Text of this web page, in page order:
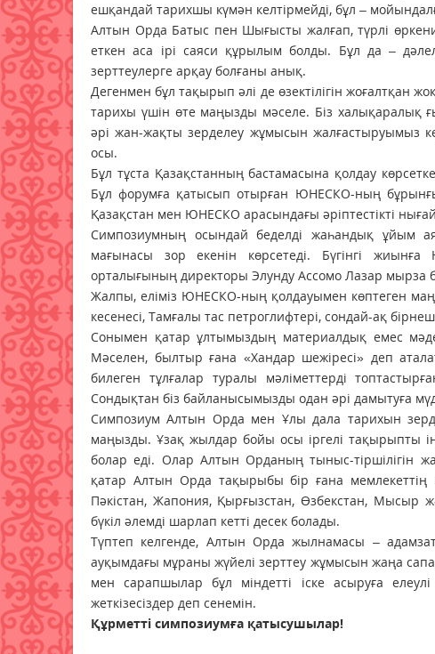
ешқандай тарихшы күмән келтірмейді, бұл –
Алтын Орда Батыс пен Шығысты жалғап, түрлі
еткен аса ірі саяси құрылым болды. Бұл да –
зерттеулерге арқау болғаны анық.
Дегенмен бұл тақырып әлі де өзектілігін
тарихы үшін өте маңызды мәселе. Біз
әрі жан-жақты зерделеу жұмысын жалғастыруымыз
осы.
Бұл тұста Қазақстанның бастамасына қолдау
Бұл форумға қатысып отырған ЮНЕСКО-ның
Қазақстан мен ЮНЕСКО арасындағы әріптестікті
Симпозиумның осындай беделді жаһандық ұйым
мағынасы зор екенін көрсетеді. Бүгінгі
орталығының директоры Элунду Ассомо Лазар мырза
Жалпы, еліміз ЮНЕСКО-ның қолдауымен көптеген
кесенесі, Тамғалы тас петроглифтері, сондай-ақ
Сонымен қатар ұлтымыздың материалдық емес
Мәселен, былтыр ғана «Хандар шежіресі» деп
билеген тұлғалар туралы мәліметтерді
Сондықтан біз байланысымызды одан әрі дамытуға
Симпозиум Алтын Орда мен Ұлы дала тарихын
маңызды. Ұзақ жылдар бойы осы іргелі тақырыпты
болар еді. Олар Алтын Орданың тыныс-
қатар Алтын Орда тақырыбы бір ғана
Пәкістан, Жапония, Қырғызстан, Өзбекстан, Мысыр
бүкіл әлемді шарлап кетті десек болады.
Түптеп келгенде, Алтын Орда жылнамасы –
ауқымдағы мұраны жүйелі зерттеу жұмысын жаңа
мен сарапшылар бұл міндетті іске асыруға
жеткізесіздер деп сенемін.
Құрметті симпозиумға қатысушылар!